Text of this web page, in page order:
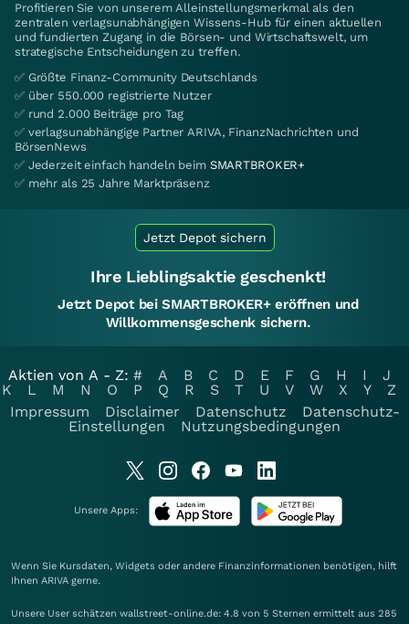
Profitieren Sie von unserem Alleinstellungsmerkmal als den
zentralen verlagsunabhängigen Wissens-Hub für einen aktuellen
und fundierten Zugang in die Börsen- und Wirtschaftswelt, um
strategische Entscheidungen zu treffen.
✅ Größte Finanz-Community Deutschlands
✅ über 550.000 registrierte Nutzer
✅ rund 2.000 Beiträge pro Tag
✅ verlagsunabhängige Partner ARIVA, FinanzNachrichten und
BörsenNews
✅ Jederzeit einfach handeln beim SMARTBROKER+
✅ mehr als 25 Jahre Marktpräsenz
Jetzt Depot sichern
Ihre Lieblingsaktie geschenkt!
Jetzt Depot bei SMARTBROKER+ eröffnen und
Willkommensgeschenk sichern.
Aktien von A - Z: # A B C D E F G H I
J
K
L M N O P Q R S T U V W X Y
Z
Impressum
Disclaimer Datenschutz
Datenschutz-
Einstellungen
Nutzungsbedingungen
Unsere Apps:
Wenn Sie Kursdaten, Widgets oder andere Finanzinformationen benötigen, hilft
Ihnen ARIVA gerne.
Unsere User schätzen wallstreet-online.de: 4.8 von 5 Sternen ermittelt aus 285